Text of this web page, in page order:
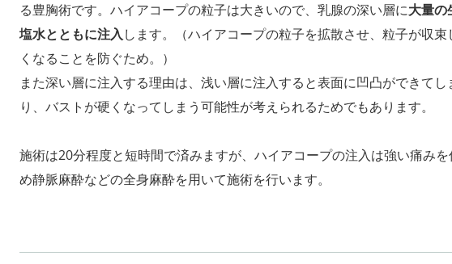
る豊胸術です。ハイアコープの粒子は大きいので、乳腺の深い層に大量の
塩水とともに注入します。（ハイアコープの粒子を拡散させ、粒子が収束
くなることを防ぐため。）
また深い層に注入する理由は、浅い層に注入すると表面に凹凸ができてし
り、バストが硬くなってしまう可能性が考えられるためでもあります。
施術は20分程度と短時間で済みますが、ハイアコープの注入は強い痛み
め静脈麻酔などの全身麻酔を用いて施術を行います。